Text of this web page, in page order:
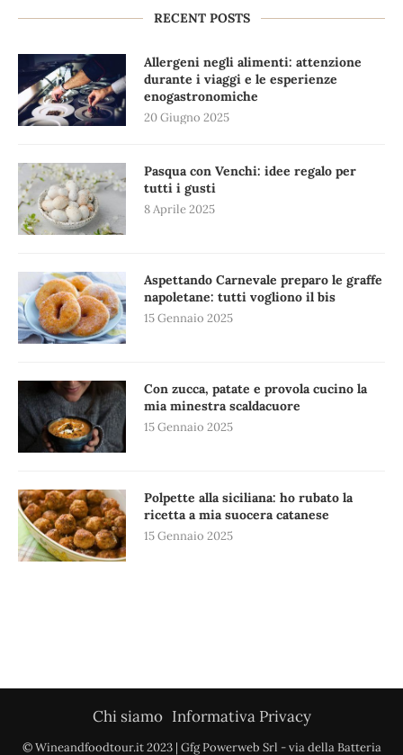
RECENT POSTS
Allergeni negli alimenti: attenzione
durante i viaggi e le esperienze
enogastronomiche
20 Giugno 2025
Pasqua con Venchi: idee regalo per
tutti i gusti
8 Aprile 2025
Aspettando Carnevale preparo le graffe
napoletane: tutti vogliono il bis
15 Gennaio 2025
Con zucca, patate e provola cucino la
mia minestra scaldacuore
15 Gennaio 2025
Polpette alla siciliana: ho rubato la
ricetta a mia suocera catanese
15 Gennaio 2025
Chi siamo Informativa Privacy
© Wineandfoodtour.it 2023 | Gfg Powerweb Srl - via della Batteria